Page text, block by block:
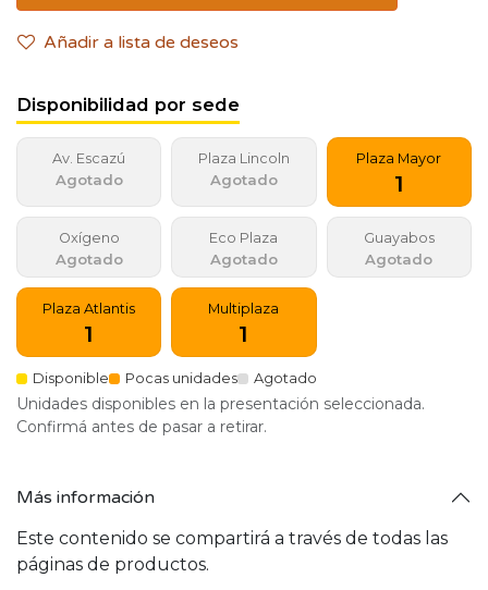
Añadir a lista de deseos
Disponibilidad por sede
Av. Escazú
Agotado
Plaza Lincoln
Agotado
Plaza Mayor
1
Oxígeno
Agotado
Eco Plaza
Agotado
Guayabos
Agotado
Plaza Atlantis
1
Multiplaza
1
Disponible Pocas unidades Agotado
Unidades disponibles en la presentación seleccionada.
Confirmá antes de pasar a retirar.
Más información
Este contenido se compartirá a través de todas las
páginas de productos.